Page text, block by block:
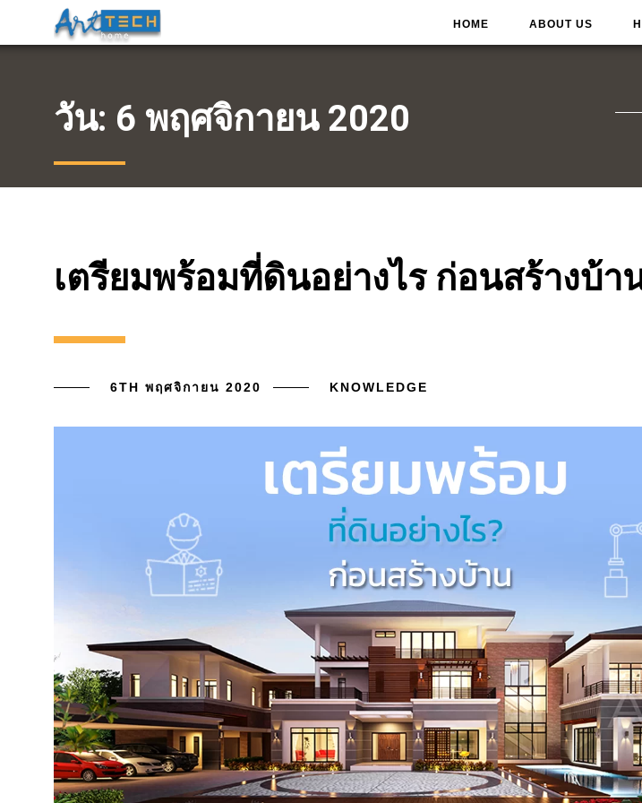
HOME ABOUT US
วัน: 6 พฤศจิกายน 2020
เตรียมพร้อมที่ดินอย่างไร ก่อนสร้างบ้า
6TH พฤศจิกายน 2020 KNOWLEDGE
ART TECH HOME Co., Ltd. MAP